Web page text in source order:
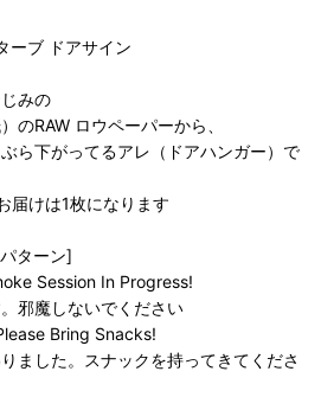
ーブ ドアサイン
みの
のRAW ロウペーパーから、
ら下がってるアレ（ドアハンガー）で
届けは1枚になります
ターン]
Session In Progress!
邪魔しないでください
Bring Snacks!
ました。スナックを持ってきてくださ